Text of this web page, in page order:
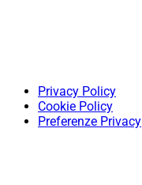
Privacy Policy
Cookie Policy
Preferenze Privacy